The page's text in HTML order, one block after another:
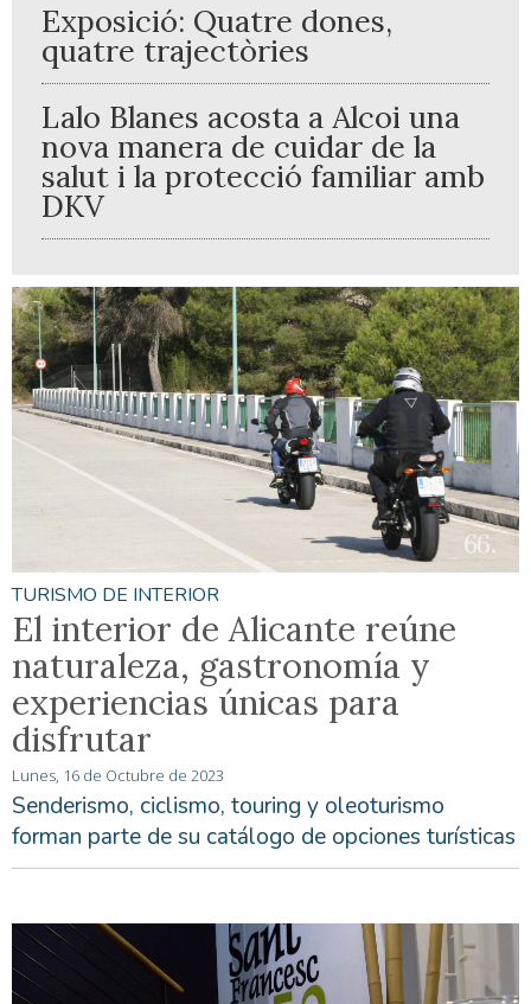
Exposició: Quatre dones,
quatre trajectòries
Lalo Blanes acosta a Alcoi una
nova manera de cuidar de la
salut i la protecció familiar amb
DKV
TURISMO DE INTERIOR
El interior de Alicante reúne
naturaleza, gastronomía y
experiencias únicas para
disfrutar
Lunes, 16 de Octubre de 2023
Senderismo, ciclismo, touring y oleoturismo
forman parte de su catálogo de opciones turísticas